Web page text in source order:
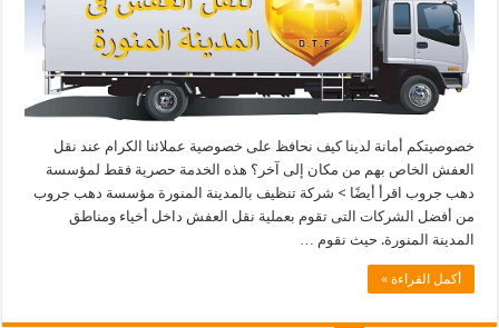
خصوصيتكم أمانة لدينا كيف نحافظ على خصوصية عملائنا الكرام عند نقل
العفش الخاص بهم من مكان إلى آخر؟ هذه الخدمة حصرية فقط لمؤسسة
دهب جروب اقرأ أيضًا > شركة تنظيف بالمدينة المنورة مؤسسة دهب جروب
من أفضل الشركات التى تقوم بعملية نقل العفش داخل أخياء ومناطق
المدينة المنورة. حيث نقوم …
أكمل القراءة »